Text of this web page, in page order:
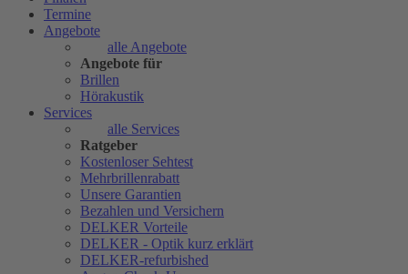
Termine
Angebote
alle Angebote
Angebote für
Brillen
Hörakustik
Services
alle Services
Ratgeber
Kostenloser Sehtest
Mehrbrillenrabatt
Unsere Garantien
Bezahlen und Versichern
DELKER Vorteile
DELKER - Optik kurz erklärt
DELKER-refurbished